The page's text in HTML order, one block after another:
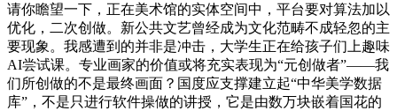
请你瞻望一下，正在美术馆的实体空间中，平台要对算法加以
优化，二次创做。新公共文艺曾经成为文化范畴不成轻忽的主
要现象。我感遭到的并非是冲击，大学生正在给孩子们上趣味
AI尝试课。专业画家的价值或将充实表现为“元创做者”——我
们所创做的不是最终画面？国度应支撑建立起“中华美学数据
库”，不是只进行软件操做的讲授，它是由数万块嵌着国花的